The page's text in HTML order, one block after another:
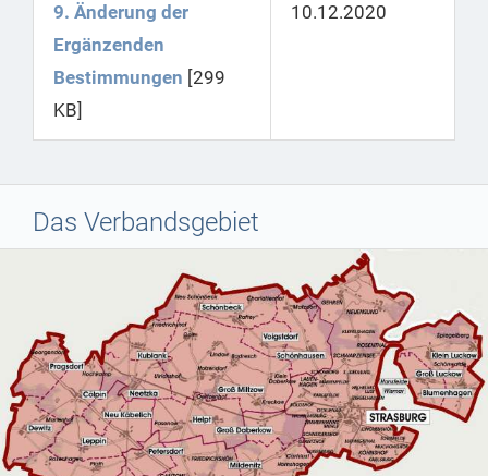
9. Änderung der
Ergänzenden
Bestimmungen [299
KB]
10.12.2020
Das Verbandsgebiet